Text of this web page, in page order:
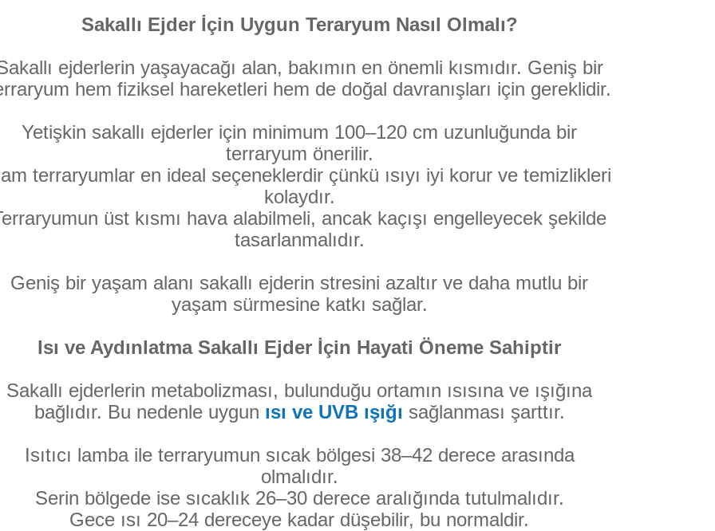
Sakallı Ejder İçin Uygun Teraryum Nasıl Olmalı?
ejderlerin yaşayacağı alan, bakımın en önemli kısmıdır. Geniş bir
hem fiziksel hareketleri hem de doğal davranışları için gereklidir.
Yetişkin sakallı ejderler için minimum 100–120 cm uzunluğunda bir
terraryum önerilir.
terraryumlar en ideal seçeneklerdir çünkü ısıyı iyi korur ve temizlikleri
kolaydır.
üst kısmı hava alabilmeli, ancak kaçışı engelleyecek şekilde
tasarlanmalıdır.
Geniş bir yaşam alanı sakallı ejderin stresini azaltır ve daha mutlu bir
yaşam sürmesine katkı sağlar.
Isı ve Aydınlatma Sakallı Ejder İçin Hayati Öneme Sahiptir
Sakallı ejderlerin metabolizması, bulunduğu ortamın ısısına ve ışığına
bağlıdır. Bu nedenle uygun ısı ve UVB ışığı sağlanması şarttır.
Isıtıcı lamba ile terraryumun sıcak bölgesi 38–42 derece arasında
olmalıdır.
Serin bölgede ise sıcaklık 26–30 derece aralığında tutulmalıdır.
Gece ısı 20–24 dereceye kadar düşebilir, bu normaldir.